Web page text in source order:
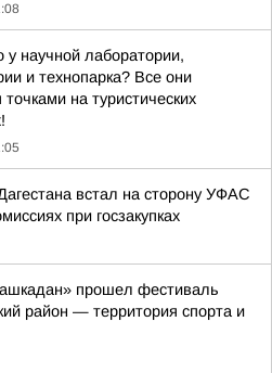
у научной лаборатории,
и технопарка? Все они
точками на туристических
встал на сторону УФАС
при госзакупках
прошел фестиваль
район — территория спорта и